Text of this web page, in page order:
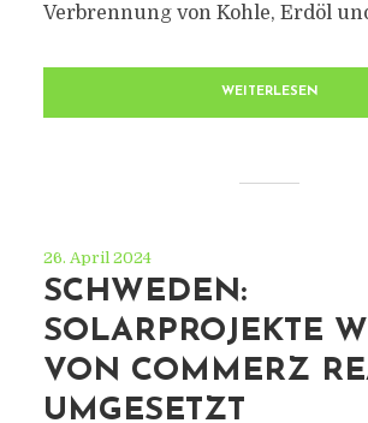
Verbrennung von Kohle, Erdöl
WEITERLESEN
26. April 2024
SCHWEDEN:
SOLARPROJEKTE
VON COMMERZ
UMGESETZT